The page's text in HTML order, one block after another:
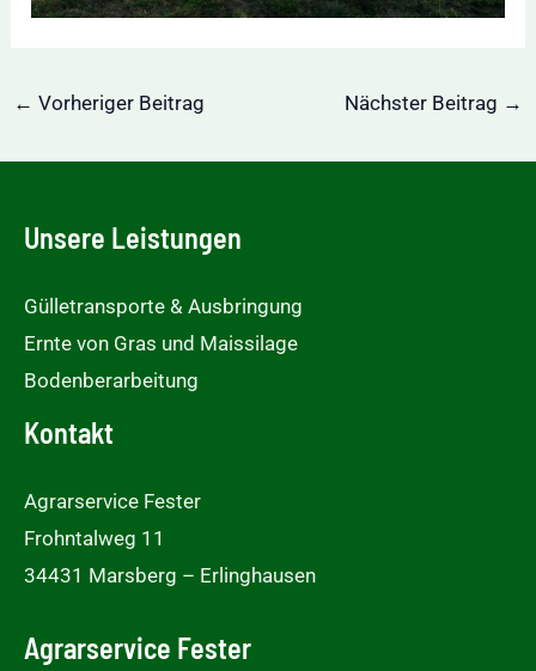
Post
← Vorheriger Beitrag Nächster Beitrag →
Unsere Leistungen
Gülletransporte & Ausbringung
Ernte von Gras und Maissilage
Bodenberarbeitung
Kontakt
Agrarservice Fester
Frohntalweg 11
34431 Marsberg – Erlinghausen
Agrarservice Fester